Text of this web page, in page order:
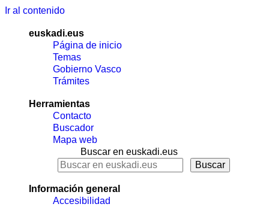
Ir al contenido
euskadi.eus
Página de inicio
Temas
Gobierno Vasco
Trámites
Herramientas
Contacto
Buscador
Mapa web
Buscar en euskadi.eus
Información general
Accesibilidad